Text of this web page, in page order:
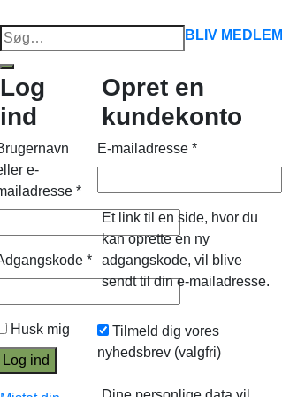
Søg
efter:
BLIV MEDLEM
Log
ind
e-
*
*
Husk mig
Log ind
Opret en
kundekonto
E-mailadresse *
Et link til en side, hvor du
kan oprette en ny
adgangskode, vil blive
sendt til din e-mailadresse.
Tilmeld dig vores
nyhedsbrev (valgfri)